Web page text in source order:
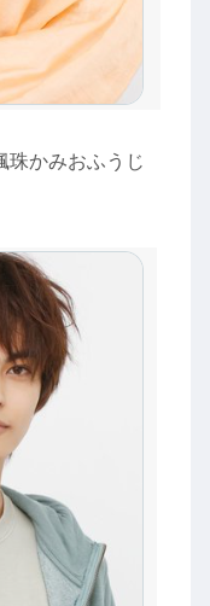
珠かみおふうじ